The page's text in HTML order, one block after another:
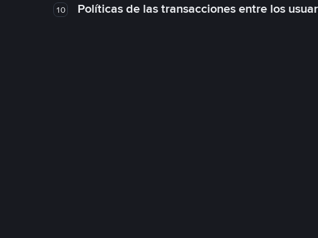
10 Políticas de las transacciones entre los